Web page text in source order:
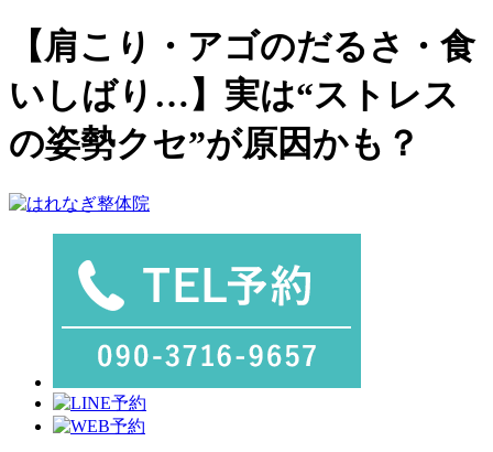
【肩こり・アゴのだるさ・食
いしばり…】実は“ストレス
の姿勢クセ”が原因かも？